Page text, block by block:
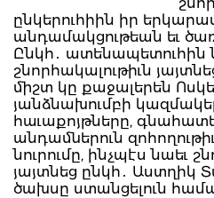
ընկերուհիին իր
անդամակցութեան եւ
Ընկհ․ ատենապետուհին
շնորհակալութիւն
միշտ կը քաջալերեն
յանձնախումբի
հաւաքոյթները,
անդամներուն
նուրումը, ինչպէս նաեւ
յայտնեց ընկհ․ Աստղիկ
ծախսը ստանցելուն